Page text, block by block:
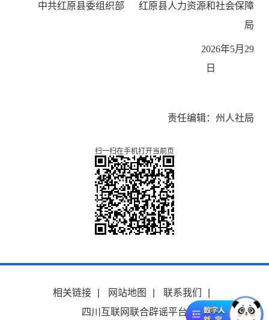
中共红原县委组织部 红原县人力资源和社会保障
局
2026年5月 29
日
责任编辑：州人社局
扫一扫在手机打开当前页
相关链接 网站地图 联系我们
四川互联网联合辟谣平台